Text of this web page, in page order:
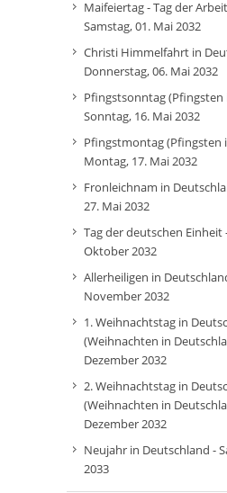
Maifeiertag - Tag der
Samstag, 01. Mai 2032
Christi Himmelfahrt in
Donnerstag, 06. Mai 2032
Pfingstsonntag (Pfingsten
Sonntag, 16. Mai 2032
Pfingstmontag (Pfingsten
Montag, 17. Mai 2032
Fronleichnam in
27. Mai 2032
Tag der deutschen Einheit
Oktober 2032
Allerheiligen in
November 2032
1. Weihnachtstag in
(Weihnachten in
Dezember 2032
2. Weihnachtstag in
(Weihnachten in
Dezember 2032
Neujahr in Deutschland -
2033